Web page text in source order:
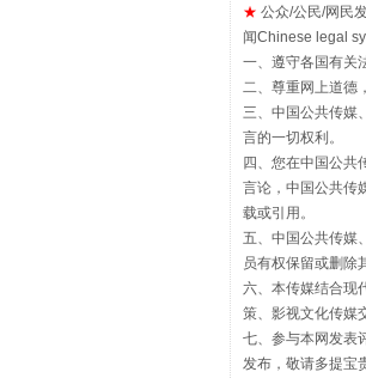
漫山遍野的
★ 公众/公民/网民
闻Chinese legal
一、遵守各国有关
二、尊重网上道德
三、中国公共传媒
言的一切权利。
四、您在中国公
言论，中国公共传
载或引用。
五、中国公共传媒
员有权保留或删除
六、本传媒结合现
策、影视文化传媒
七、参与本网发表
发布，敬请多提宝